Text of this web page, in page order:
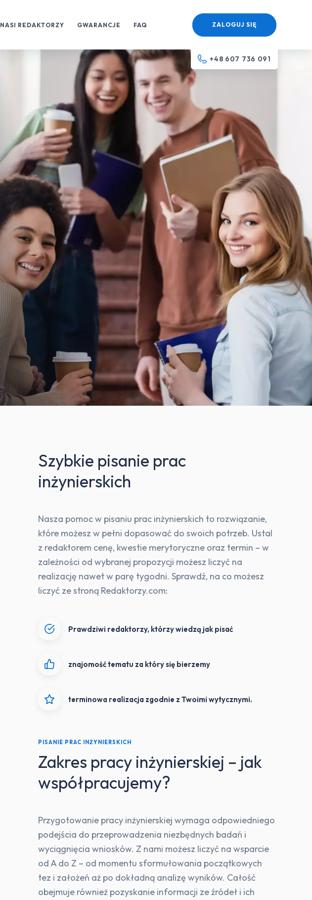
NASI REDAKTORZY GWARANCJE FAQ
+48 607 736 091
ZALOGUJ SIĘ
Szybkie pisanie prac
inżynierskich
Nasza pomoc w pisaniu prac inżynierskich to rozwiązanie,
które możesz w pełni dopasować do swoich potrzeb. Ustal
z redaktorem cenę, kwestie merytoryczne oraz termin – w
zależności od wybranej propozycji możesz liczyć na
realizację nawet w parę tygodni. Sprawdź, na co możesz
liczyć ze stroną Redaktorzy.com:
Prawdziwi redaktorzy, którzy wiedzą jak pisać
znajomość tematu za który się bierzemy
terminowa realizacja zgodnie z Twoimi wytycznymi.
PISANIE PRAC INŻYNIERSKICH
Zakres pracy inżynierskiej – jak
współpracujemy?
Przygotowanie pracy inżynierskiej wymaga odpowiedniego
podejścia do przeprowadzenia niezbędnych badań i
wyciągnięcia wniosków. Z nami możesz liczyć na wsparcie
od A do Z – od momentu sformułowania początkowych
tez i założeń aż po dokładną analizę wyników. Całość
obejmuje również pozyskanie informacji ze źródeł i ich